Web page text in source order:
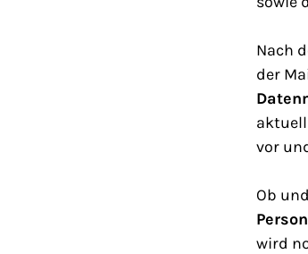
Nach
der
vor
Ob
wird